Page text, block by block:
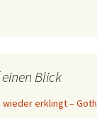
Blick
wieder erklingt –